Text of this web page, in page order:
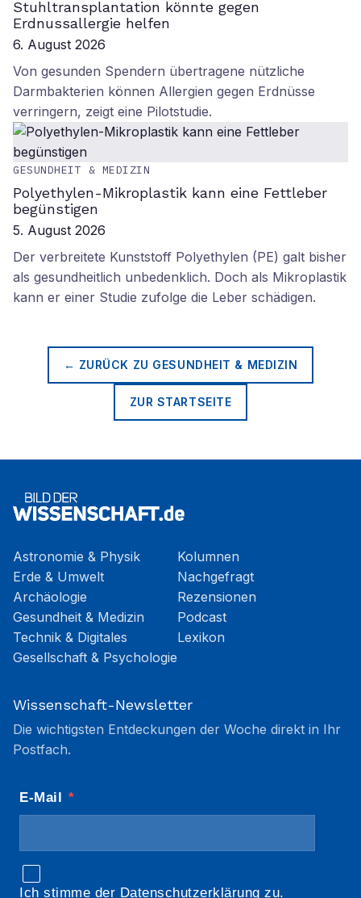
Stuhltransplantation könnte gegen
Erdnussallergie helfen
6. August 2026
Von gesunden Spendern übertragene nützliche
Darmbakterien können Allergien gegen Erdnüsse
verringern, zeigt eine Pilotstudie.
GESUNDHEIT & MEDIZIN
Polyethylen-Mikroplastik kann eine Fettleber
begünstigen
5. August 2026
Der verbreitete Kunststoff Polyethylen (PE) galt bisher
als gesundheitlich unbedenklich. Doch als Mikroplastik
kann er einer Studie zufolge die Leber schädigen.
← ZURÜCK ZU GESUNDHEIT & MEDIZIN
ZUR STARTSEITE
Astronomie & Physik
Erde & Umwelt
Archäologie
Gesundheit & Medizin
Technik & Digitales
Gesellschaft & Psychologie
Kolumnen
Nachgefragt
Rezensionen
Podcast
Lexikon
Wissenschaft-Newsletter
Die wichtigsten Entdeckungen der Woche direkt in Ihr
Postfach.